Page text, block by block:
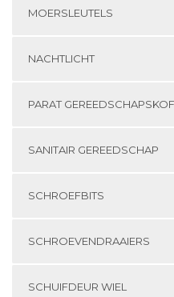
MOERSLEUTELS
NACHTLICHT
PARAT
SANITAIR GEREEDSCHAP
SCHROEFBITS
SCHROEVENDRAAIERS
SCHUIFDEUR WIEL